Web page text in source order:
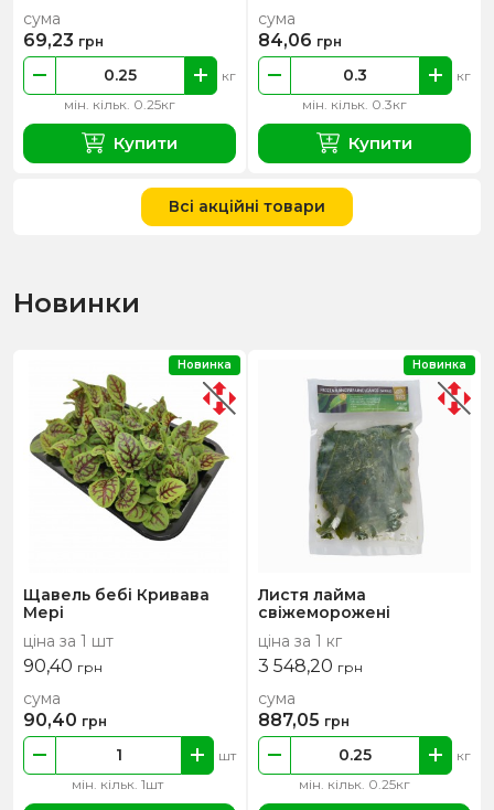
мін. кільк. 0.25кг
кг
сума
69,23 грн
Купити
мін. кільк. 0.3кг
кг
сума
84,06 грн
Купити
Всі акційні товари
Новинки
Щавель бебі Кривава
Мері
ціна за 1 шт
90,40 грн
мін. кільк. 1шт
шт
сума
90,40 грн
Новинка
Листя лайма
свіжеморожені
ціна за 1 кг
3 548,20 грн
мін. кільк. 0.25кг
кг
сума
887,05 грн
Новинка